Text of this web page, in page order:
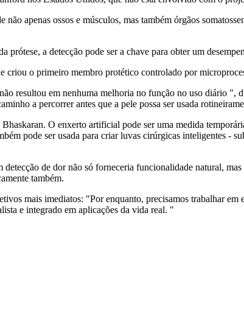
apenas ossos e músculos, mas também órgãos
a detecção pode ser a chave para obter um
o primeiro membro protético controlado por
resultou em nenhuma melhoria no função no uso diário
a percorrer antes que a pele possa ser usada
O enxerto artificial pode ser uma medida
pode ser usada para criar luvas cirúrgicas inteligentes -
de dor não só forneceria funcionalidade natural,
também.
mais imediatos: "Por enquanto, precisamos trabalhar
e integrado em aplicações da vida real. "